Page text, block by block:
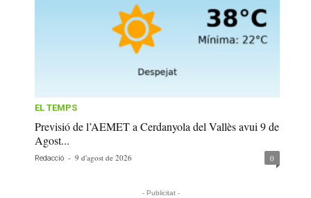
EL TEMPS
Previsió de l’AEMET a Cerdanyola del Vallès avui 9 de
Agost...
Redacció - 9 d'agost de 2026 0
- Publicitat -